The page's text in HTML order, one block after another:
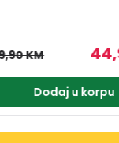
KM
Dodaj u korpu